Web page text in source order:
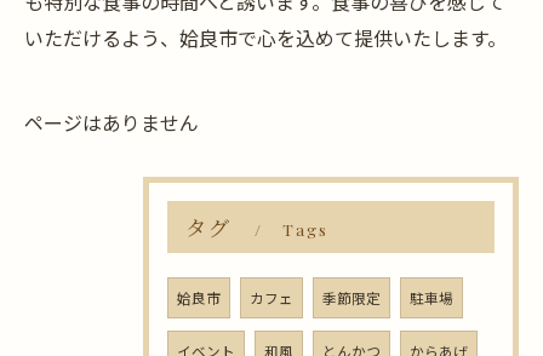
いただけるよう、姶良市で心を込めて提供いたします。
ページはありません
タグ Tags
姶良市 カフェ 季節限定 駐車場
イベント 和風 とんかつ からあげ